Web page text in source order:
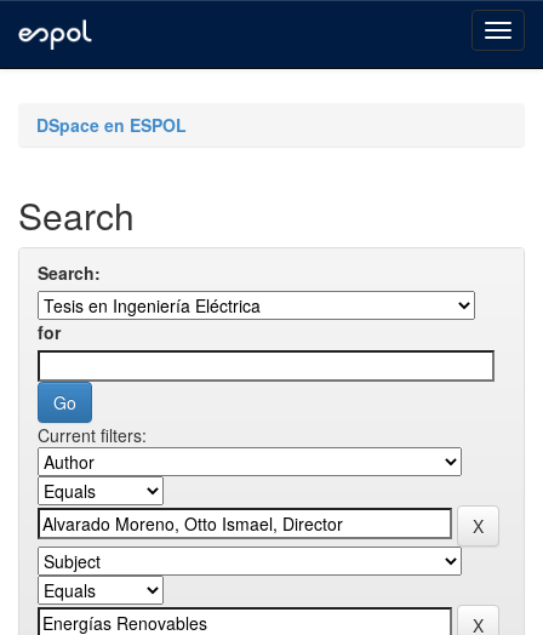
navigationDSpace en ESPOL
Search
Search:
for
Current filters: